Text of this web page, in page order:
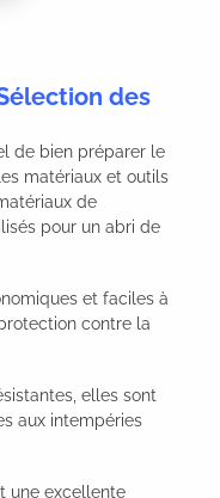
des
de bien préparer le
matériaux et outils
de
pour un abri de
et faciles à
contre la
elles sont
aux intempéries
une excellente